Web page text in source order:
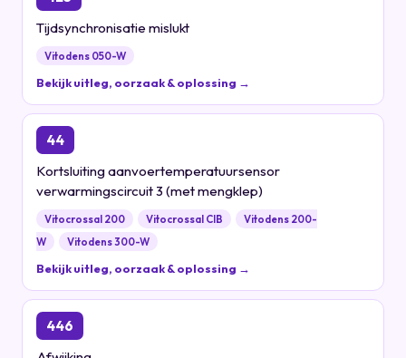
Tijdsynchronisatie mislukt
Vitodens 050-W
Bekijk uitleg, oorzaak & oplossing →
44
Kortsluiting aanvoertemperatuursensor
verwarmingscircuit 3 (met mengklep)
Vitocrossal 200 Vitocrossal CIB
Vitodens 200-
W
Vitodens 300-W
Bekijk uitleg, oorzaak & oplossing →
446